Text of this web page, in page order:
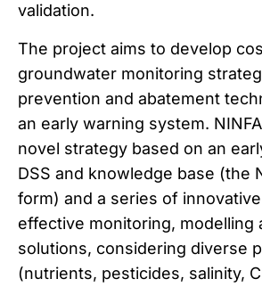
validation.
The project aims to develop
groundwater monitoring
prevention and abatement
an early warning system.
novel strategy based on an
DSS and knowledge base (the
form) and a series of
effective monitoring, modelling
solutions, considering diverse
(nutrients, pesticides, salinity,